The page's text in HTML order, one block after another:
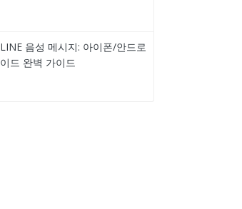
LINE 음성 메시지: 아이폰/안드로
이드 완벽 가이드